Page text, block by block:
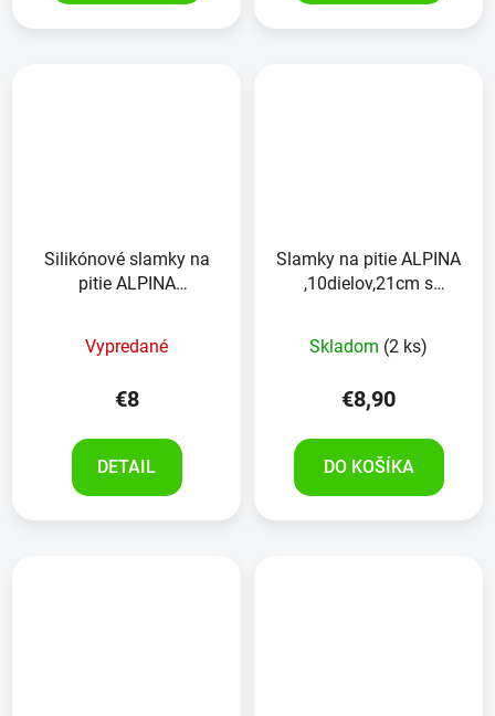
Silikónové slamky na
pitie ALPINA
Vypredané
€8
DETAIL
Slamky na pitie ALPINA
,10dielov,21cm s
Skladom (2 ks)
€8,90
DO KOŠÍKA